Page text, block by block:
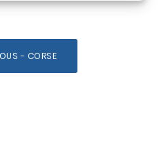
- CORSE